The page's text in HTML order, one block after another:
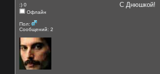
:) 0
Офлайн
Пол:
Сообщений: 2
С Днюшкой!